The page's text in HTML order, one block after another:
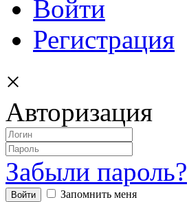
Войти
Регистрация
×
Авторизация
Забыли пароль?
Запомнить меня